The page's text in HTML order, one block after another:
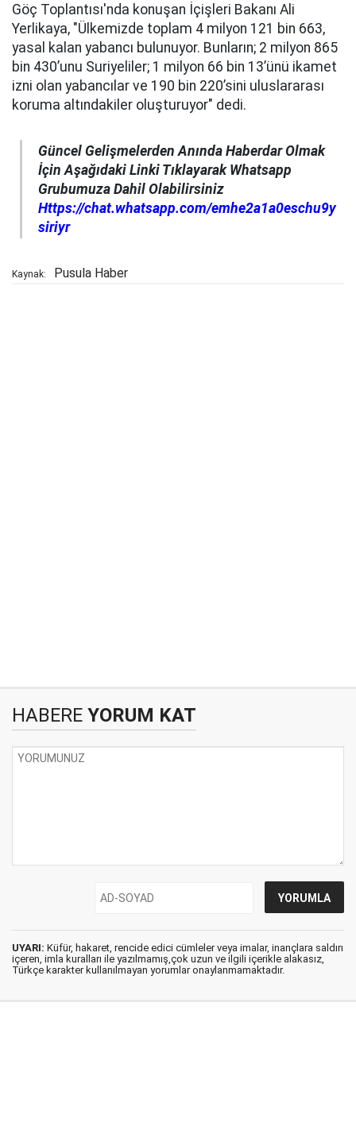
Göç Toplantısı'nda konuşan İçişleri Bakanı Ali
Yerlikaya, "Ülkemizde toplam 4 milyon 121 bin 663,
yasal kalan yabancı bulunuyor. Bunların; 2 milyon 865
bin 430’unu Suriyeliler; 1 milyon 66 bin 13’ünü ikamet
izni olan yabancılar ve 190 bin 220’sini uluslararası
koruma altındakiler oluşturuyor" dedi.
Güncel Gelişmelerden Anında Haberdar Olmak
İçin Aşağıdaki Linki Tıklayarak Whatsapp
Grubumuza Dahil Olabilirsiniz
Https://chat.whatsapp.com/emhe2a1a0eschu9y
siriyr
Kaynak: Pusula Haber
HABERE YORUM KAT
UYARI: Küfür, hakaret, rencide edici cümleler veya imalar, inançlara saldırı
içeren, imla kuralları ile yazılmamış,çok uzun ve ilgili içerikle alakasız,
Türkçe karakter kullanılmayan yorumlar onaylanmamaktadır.